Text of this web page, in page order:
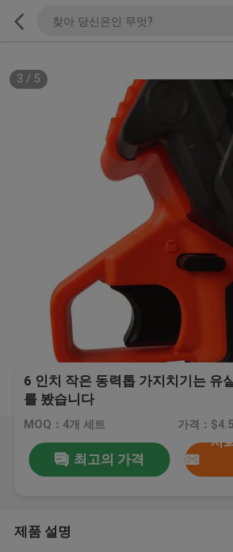
3 / 5
6 인치 작은 동력톱 가지치기는 유
를 봤습니다
MOQ：4개 세트 가격：
최고의 가격
저
제품 설명